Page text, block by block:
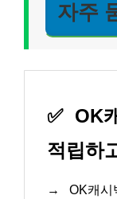
자주
✅ OK
적립하
→
OK캐시